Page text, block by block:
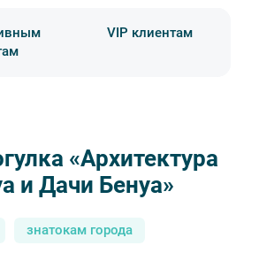
VIP клиентам
«Архитектура
и Дачи Бенуа»
Лори/ Виктор Карасев
знатокам города